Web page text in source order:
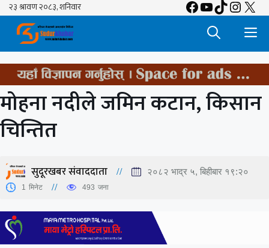
Skip
content
Facebook
YouTube
TikTok
X
मोहना नदीले जमिन कटान, किसान
चिन्तित
सुदूरखबर संवाददाता २०८२ भाद्र ५, बिहीबार १९:२०
1 मिनेट 493 जना